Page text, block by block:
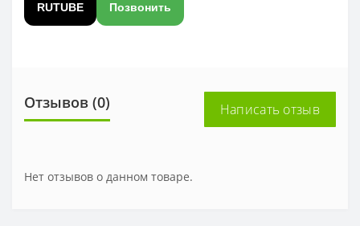
RUTUBE Позвонить
Отзывов (0) Написать отзыв
Нет отзывов о данном товаре.